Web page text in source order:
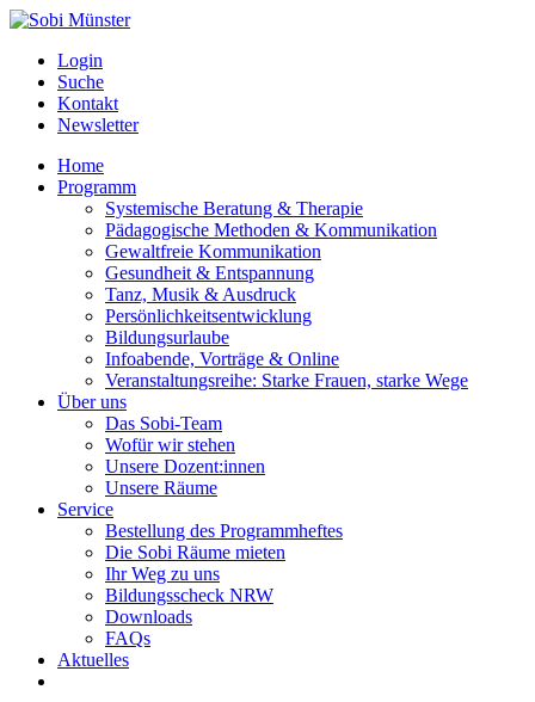
Login
Suche
Kontakt
Newsletter
Home
Programm
Systemische Beratung & Therapie
Pädagogische Methoden & Kommunikation
Gewaltfreie Kommunikation
Gesundheit & Entspannung
Tanz, Musik & Ausdruck
Persönlichkeitsentwicklung
Bildungsurlaube
Infoabende, Vorträge & Online
Veranstaltungsreihe: Starke Frauen, starke Wege
Über uns
Das Sobi-Team
Wofür wir stehen
Unsere Dozent:innen
Unsere Räume
Service
Bestellung des Programmheftes
Die Sobi Räume mieten
Ihr Weg zu uns
Bildungsscheck NRW
Downloads
FAQs
Aktuelles